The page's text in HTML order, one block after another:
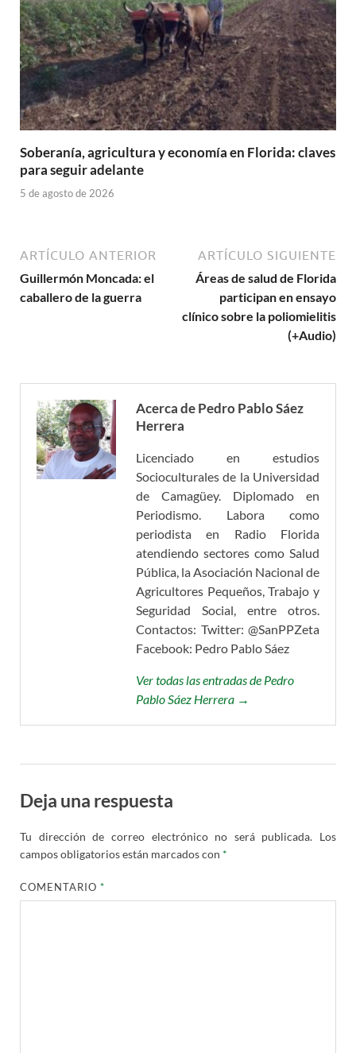
Soberanía, agricultura y economía en Florida: claves
para seguir adelante
5 de agosto de 2026
ARTÍCULO ANTERIOR
Guillermón Moncada: el
caballero de la guerra
ARTÍCULO SIGUIENTE
Áreas de salud de Florida
participan en ensayo
clínico sobre la poliomielitis
(+Audio)
Acerca de Pedro Pablo Sáez
Herrera
Licenciado en estudios
Socioculturales de la Universidad
de Camagüey. Diplomado en
Periodismo. Labora como
periodista en Radio Florida
atendiendo sectores como Salud
Pública, la Asociación Nacional de
Agricultores Pequeños, Trabajo y
Seguridad Social, entre otros.
Contactos: Twitter: @SanPPZeta
Facebook: Pedro Pablo Sáez
Ver todas las entradas de Pedro
Pablo Sáez Herrera →
Deja una respuesta
Tu dirección de correo electrónico no será publicada. Los
campos obligatorios están marcados con *
COMENTARIO*